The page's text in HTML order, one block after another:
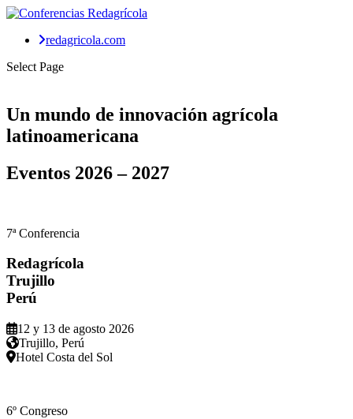
redagricola.com
Select Page
Un mundo de innovación agrícola
latinoamericana
Eventos 2026 – 2027
7ª Conferencia
Redagrícola
Trujillo
Perú
12 y 13 de agosto 2026
Trujillo, Perú
Hotel Costa del Sol
6º Congreso